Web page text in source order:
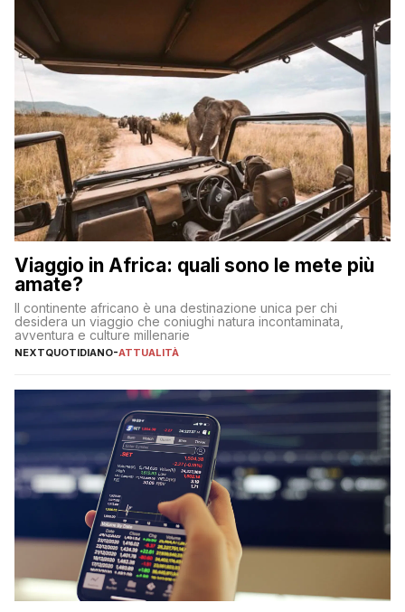
Viaggio in Africa: quali sono le mete più
amate?
Il continente africano è una destinazione unica per chi
desidera un viaggio che coniughi natura incontaminata,
avventura e culture millenarie
NEXTQUOTIDIANO-ATTUALITÀ